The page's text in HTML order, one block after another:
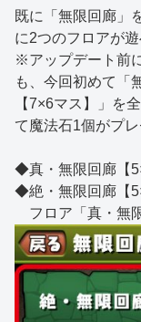
既に「無限回廊」
に2つのフロアが
※アップデート前
も、今回初めて「
【7×6マス】」を
て魔法石1個がプレ
◆真・無限回廊【
◆絶・無限回廊【
フロア「真・無